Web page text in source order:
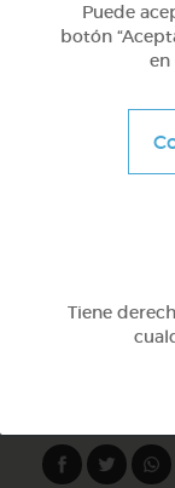
Lo más
Puede
botón
en
Tiene